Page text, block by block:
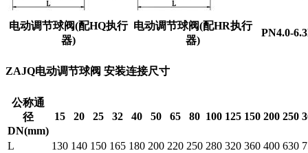
电动调节球阀(配HQ执行
器)
电动调节球阀(配HR执行
器)
PN4.0-
ZAJQ电动调节球阀 安装连接尺寸
公称通
径
DN(mm)
15 20 25 32 40 50 65 80 100 125 150 200 250
L 130 140 150 165 180 200 220 250 280 320 360 400 630